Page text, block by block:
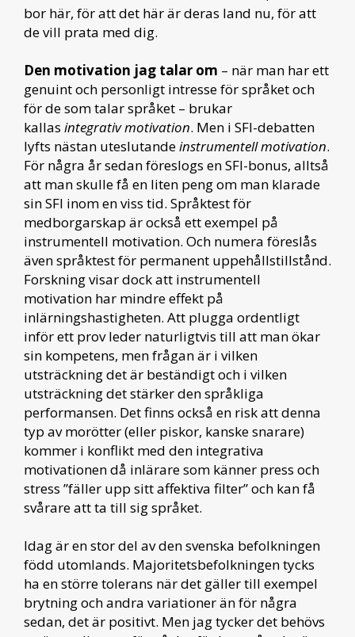
bor här, för att det här är deras land nu, för att
de vill prata med dig.
Den motivation jag talar om – när man har ett
genuint och personligt intresse för språket och
för de som talar språket – brukar
kallas integrativ motivation. Men i SFI-debatten
lyfts nästan uteslutandeinstrumentell motivation.
För några år sedan föreslogs en SFI-bonus, alltså
att man skulle få en liten peng om man klarade
sin SFI inom en viss tid. Språktest för
medborgarskap är också ett exempel på
instrumentell motivation. Och numera föreslås
även språktest för permanent uppehållstillstånd.
Forskning visar dock att instrumentell
motivation har mindre effekt på
inlärningshastigheten. Att plugga ordentligt
inför ett prov leder naturligtvis till att man ökar
sin kompetens, men frågan är i vilken
utsträckning det är beständigt och i vilken
utsträckning det stärker den språkliga
performansen. Det finns också en risk att denna
typ av morötter (eller piskor, kanske snarare)
kommer i konflikt med den integrativa
motivationen då inlärare som känner press och
stress ”fäller upp sitt affektiva filter” och kan få
svårare att ta till sig språket.
Idag är en stor del av den svenska befolkningen
född utomlands. Majoritetsbefolkningen tycks
ha en större tolerans när det gäller till exempel
brytning och andra variationer än för några
sedan, det är positivt. Men jag tycker det behövs